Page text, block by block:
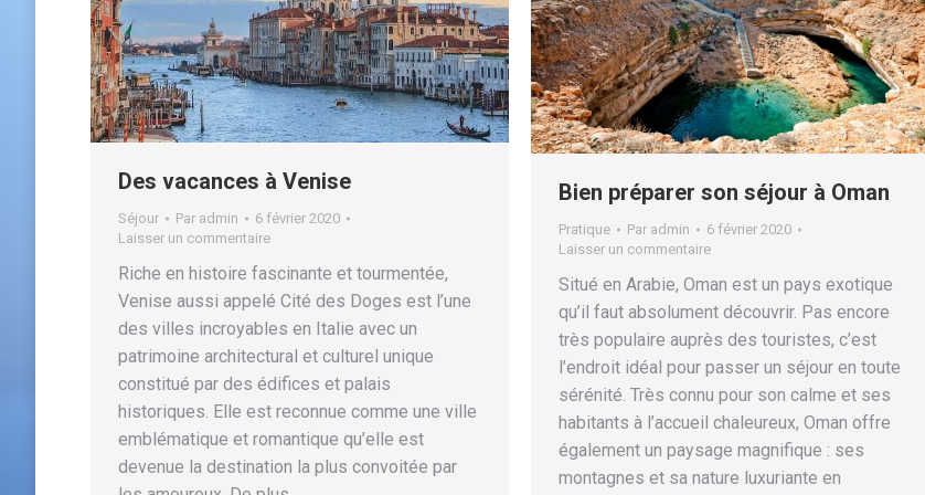
Des vacances à Venise
Séjour Par admin
6 février 2020
Laisser un commentaire
Riche en histoire fascinante et tourmentée,
Venise aussi appelé Cité des Doges est l’une
des villes incroyables en Italie avec un
patrimoine architectural et culturel unique
constitué par des édifices et palais
historiques. Elle est reconnue comme une ville
emblématique et romantique qu’elle est
devenue la destination la plus convoitée par
Bien préparer son séjour à Oman
Pratique Par admin
6 février 2020
Laisser un commentaire
Situé en Arabie, Oman est un pays exotique
qu’il faut absolument découvrir. Pas encore
très populaire auprès des touristes, c’est
l’endroit idéal pour passer un séjour en toute
sérénité. Très connu pour son calme et ses
habitants à l’accueil chaleureux, Oman offre
également un paysage magnifique : ses
montagnes et sa nature luxuriante en